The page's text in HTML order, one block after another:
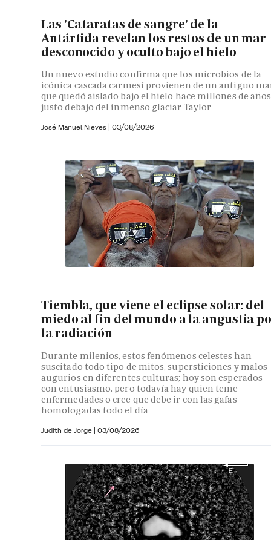
Las 'Cataratas de sangre' de la
Antártida revelan los restos de un mar
desconocido y oculto bajo el hielo
Un nuevo estudio confirma que los microbios de la
icónica cascada carmesí provienen de un antiguo
que quedó aislado bajo el hielo hace millones de años
justo debajo del inmenso glaciar Taylor
José Manuel Nieves | 03/08/2026
Tiembla, que viene el eclipse solar: del
miedo al fin del mundo a la angustia
la radiación
Durante milenios, estos fenómenos celestes han
suscitado todo tipo de mitos, supersticiones y malos
augurios en diferentes culturas; hoy son esperados
con entusiasmo, pero todavía hay quien teme
enfermedades o cree que debe ir con las gafas
homologadas todo el día
Judith de Jorge | 03/08/2026